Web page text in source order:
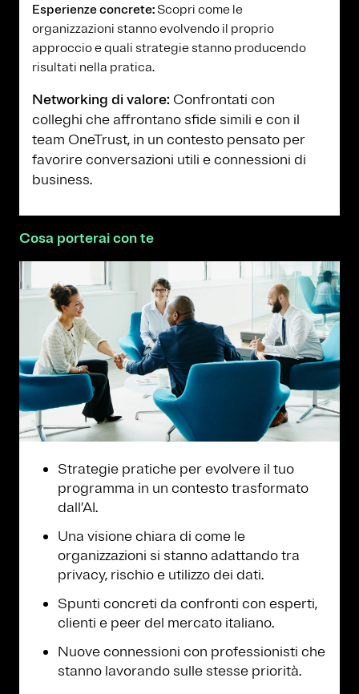
Esperienze concrete: Scopri come le
organizzazioni stanno evolvendo il proprio
approccio e quali strategie stanno producendo
risultati nella pratica.
Networking di valore: Confrontati con
colleghi che affrontano sfide simili e con il
team OneTrust, in un contesto pensato per
favorire conversazioni utili e connessioni di
business.
Cosa porterai con te
Strategie pratiche per evolvere il tuo
programma in un contesto trasformato
dall’AI.
Una visione chiara di come le
organizzazioni si stanno adattando tra
privacy, rischio e utilizzo dei dati.
Spunti concreti da confronti con esperti,
clienti e peer del mercato italiano.
Nuove connessioni con professionisti che
stanno lavorando sulle stesse priorità.